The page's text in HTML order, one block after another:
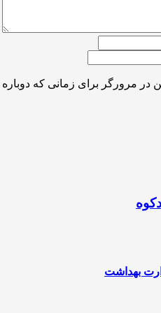
در مرورگر برای زمانی که
بهداشت